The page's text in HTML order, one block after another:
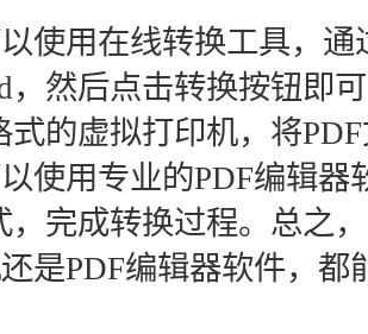
使用在线转换工具，
，然后点击转换按钮即
式的虚拟打印机，将
使用专业的PDF编辑器
，完成转换过程。总之
是PDF编辑器软件，都